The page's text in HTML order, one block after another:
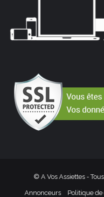
© A Vos Assiettes -
Annonceurs Politique de